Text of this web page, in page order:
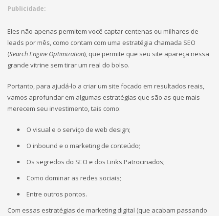
Publicidade:
Eles não apenas permitem você captar centenas ou milhares de
leads por mês, como contam com uma estratégia chamada SEO
(Search Engine Optimization), que permite que seu site apareça nessa
grande vitrine sem tirar um real do bolso.
Portanto, para ajudá-lo a criar um site focado em resultados reais,
vamos aprofundar em algumas estratégias que são as que mais
merecem seu investimento, tais como:
O visual e o serviço de web design;
O inbound e o marketing de conteúdo;
Os segredos do SEO e dos Links Patrocinados;
Como dominar as redes sociais;
Entre outros pontos.
Com essas estratégias de marketing digital (que acabam passando